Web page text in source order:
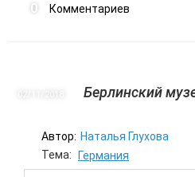
0 Комментариев
Берлинский
Автор: Наталья Глухова
Тема:
Германия